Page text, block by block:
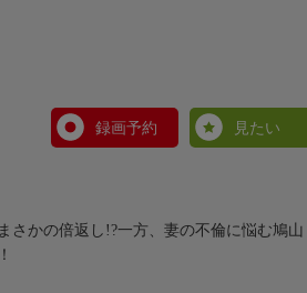
録画予約
見たい
さかの倍返し!?一方、妻の不倫に悩む鳩山